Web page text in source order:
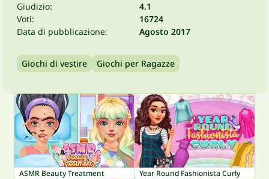
Giudizio:
4.1
Voti:
16724
Data di pubblicazione:
Agosto 2017
Giochi di vestire Giochi per Ragazze
ASMR Beauty Treatment Year Round Fashionista Curly